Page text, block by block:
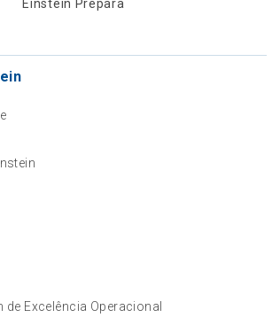
Einstein Prepara
de Excelência Operacional